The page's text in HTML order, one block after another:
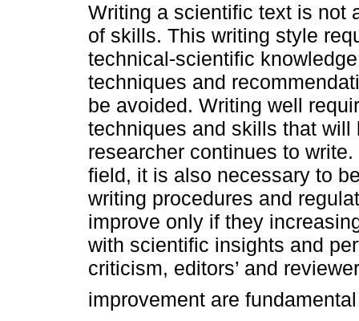
Writing a scientific text is not
of skills. This writing style
technical-scientific
techniques and
be avoided. Writing well
techniques and skills that
researcher continues to
field, it is also necessary to
writing procedures and
improve only if they
with scientific insights and
criticism, editors’ and
improvement are